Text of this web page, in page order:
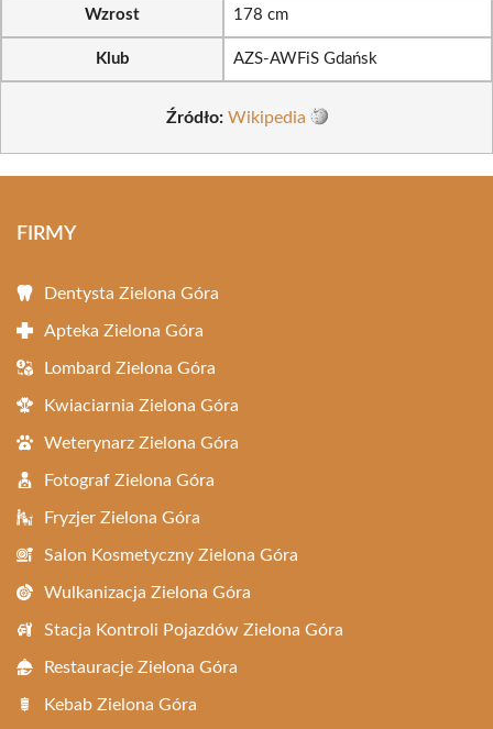
Wzrost 178 cm
Klub AZS-AWFiS Gdańsk
Źródło: Wikipedia
FIRMY
Dentysta Zielona Góra
Apteka Zielona Góra
Lombard Zielona Góra
Kwiaciarnia Zielona Góra
Weterynarz Zielona Góra
Fotograf Zielona Góra
Fryzjer Zielona Góra
Salon Kosmetyczny Zielona Góra
Wulkanizacja Zielona Góra
Stacja Kontroli Pojazdów Zielona Góra
Restauracje Zielona Góra
Kebab Zielona Góra